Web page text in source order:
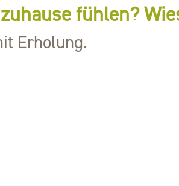
fühlen?
Erholung.